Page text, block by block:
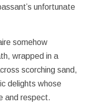
unfortunate
somehow
wrapped in a
scorching sand,
delights whose
and respect.